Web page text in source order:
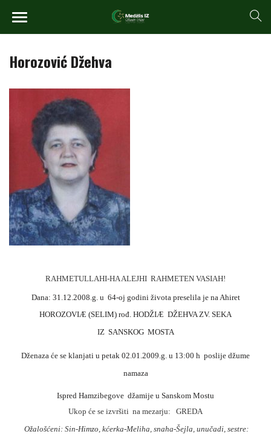
Horozović Džehva
RAHMETULLAHI-HA ALEJHI RAHMETEN VASIAH!
Dana: 31.12.2008.g. u 64-oj godini života preselila je na Ahiret
HOROZOVIÆ (SELIM) rođ. HODŽIÆ DŽEHVA ZV. SEKA
IZ SANSKOG MOSTA
Dženaza će se klanjati u petak 02.01.2009.g. u 13:00 h poslije džume
namaza
Ispred Hamzibegove džamije u Sanskom Mostu
Ukop će se izvršiti na mezarju:
GREDA
Ožalošćeni: Sin-Himzo, kćerka-Meliha, snaha-Šejla, unučadi, sestre: